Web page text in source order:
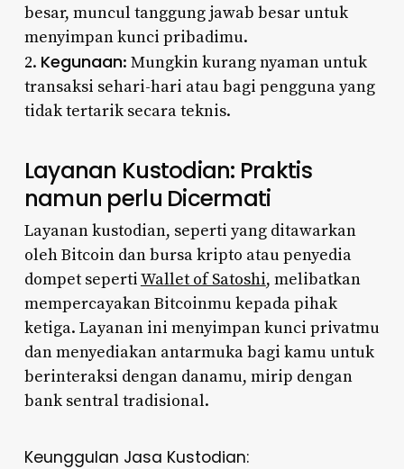
besar, muncul tanggung jawab besar untuk
menyimpan kunci pribadimu.
2. Kegunaan: Mungkin kurang nyaman untuk
transaksi sehari-hari atau bagi pengguna yang
tidak tertarik secara teknis.
Layanan Kustodian: Praktis
namun perlu Dicermati
Layanan kustodian, seperti yang ditawarkan
oleh Bitcoin dan bursa kripto atau penyedia
dompet sepertiWallet of Satoshi, melibatkan
mempercayakan Bitcoinmu kepada pihak
ketiga. Layanan ini menyimpan kunci privatmu
dan menyediakan antarmuka bagi kamu untuk
berinteraksi dengan danamu, mirip dengan
bank sentral tradisional.
Keunggulan Jasa Kustodian: